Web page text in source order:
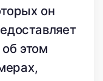
он
этом